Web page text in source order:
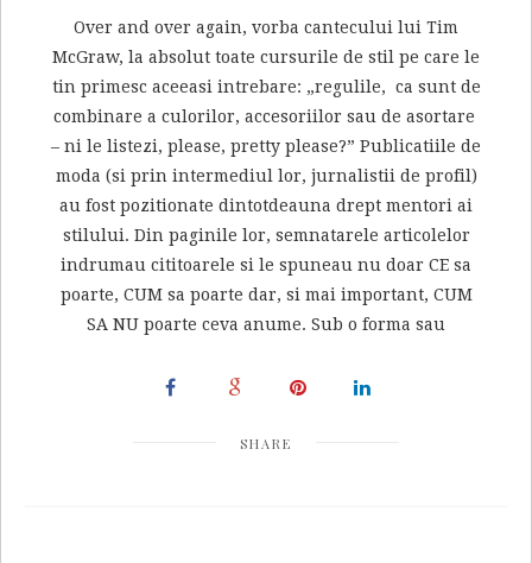
Over and over again, vorba cantecului lui Tim
McGraw, la absolut toate cursurile de stil pe care le
tin primesc aceeasi intrebare: „regulile, ca sunt de
combinare a culorilor, accesoriilor sau de asortare
– ni le listezi, please, pretty please?” Publicatiile de
moda (si prin intermediul lor, jurnalistii de profil)
au fost pozitionate dintotdeauna drept mentori ai
stilului. Din paginile lor, semnatarele articolelor
indrumau cititoarele si le spuneau nu doar CE sa
poarte, CUM sa poarte dar, si mai important, CUM
SA NU poarte ceva anume. Sub o forma sau
SHARE